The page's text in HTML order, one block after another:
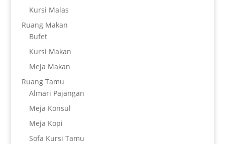
Kursi Malas
Ruang Makan
Bufet
Kursi Makan
Meja Makan
Ruang Tamu
Almari Pajangan
Meja Konsul
Meja Kopi
Sofa Kursi Tamu